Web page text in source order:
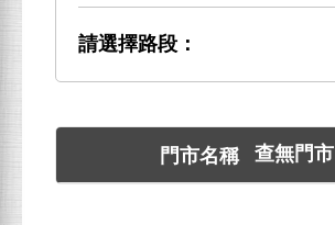
請選擇路段：
查無門市